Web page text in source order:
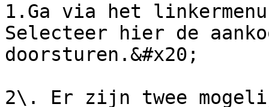
1.Ga via het
Selecteer hier de
doorsturen.&#x20;
2\. Er zijn twee